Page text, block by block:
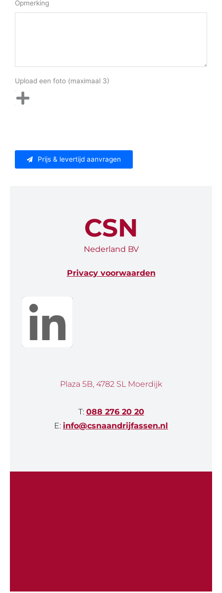
Opmerking
Upload een foto (maximaal 3)
Prijs & levertijd aanvragen
CSN
Nederland BV
Privacy voorwaarden
Plaza 5B, 4782 SL Moerdijk
T: 088 276 20 20
E: info@csnaandrijfassen.nl